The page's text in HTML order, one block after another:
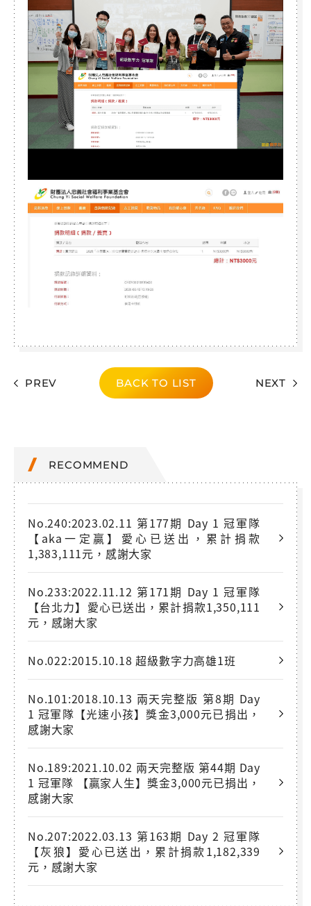
PREV BACK TO LIST NEXT
RECOMMEND
No.240:2023.02.11 第177期 Day 1 冠軍隊
【aka一定贏】愛心已送出，累計捐款
1,383,111元，感謝大家
No.233:2022.11.12 第171期 Day 1 冠軍隊
【台北力】愛心已送出，累計捐款1,350,111
元，感謝大家
No.022:2015.10.18 超級數字力高雄1班
No.101:2018.10.13 兩天完整版 第8期 Day
1 冠軍隊【光速小孩】獎金3,000元已捐出，
感謝大家
No.189:2021.10.02 兩天完整版 第44期 Day
1 冠軍隊 【贏家人生】獎金3,000元已捐出，
感謝大家
No.207:2022.03.13 第163期 Day 2 冠軍隊
【灰狼】愛心已送出，累計捐款1,182,339
元，感謝大家